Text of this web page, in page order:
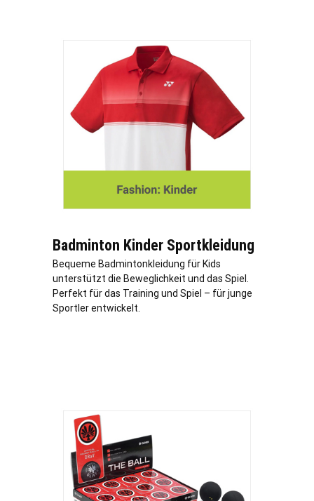
Badminton Kinder Sportkleidung
Bequeme Badmintonkleidung für Kids
unterstützt die Beweglichkeit und das Spiel.
Perfekt für das Training und Spiel – für junge
Sportler entwickelt.